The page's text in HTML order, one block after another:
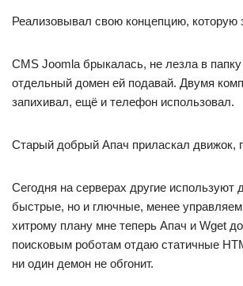
Реализовывал свою концепцию, которую
CMS Joomla брыкалась, не лезла в
отдельный домен ей подавай. Двумя
запихивал, ещё и телефон использовал.
Старый добрый Апач приласкал движок,
Сегодня на серверах другие
быстрые, но и глючные, менее
хитрому плану мне теперь Апач и Wget
поисковым роботам отдаю статичные
ни один демон не обгонит.